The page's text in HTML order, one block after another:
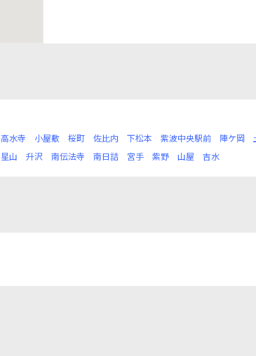
高水寺 小屋敷 桜町 佐比内 下松本 紫波中央駅前 陣ケ岡
星山 升沢 南伝法寺 南日詰 宮手 紫野 山屋 吉水